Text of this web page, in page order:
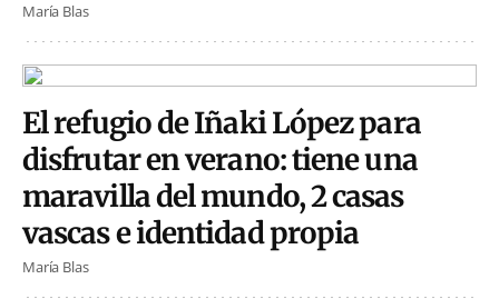
María Blas
El refugio de Iñaki López para
disfrutar en verano: tiene una
maravilla del mundo, 2 casas
vascas e identidad propia
María Blas